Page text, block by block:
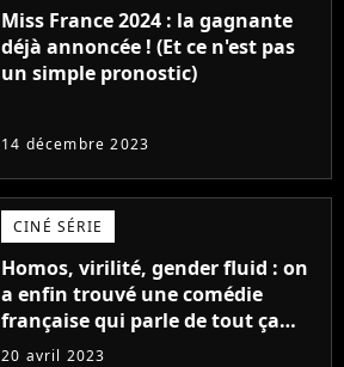
Miss France 2024 : la gagnante
déjà annoncée ! (Et ce n'est pas
un simple pronostic)
14 décembre 2023
CINÉ SÉRIE
Homos, virilité, gender fluid : on
a enfin trouvé une comédie
française qui parle de tout ça
sans être super ringarde
20 avril 2023